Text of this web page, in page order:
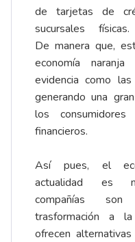
de tarjetas de
sucursales
De manera que,
economía
evidencia como
generando una
los
financieros.
Así pues, el
actualidad es
compañías
trasformación a
ofrecen